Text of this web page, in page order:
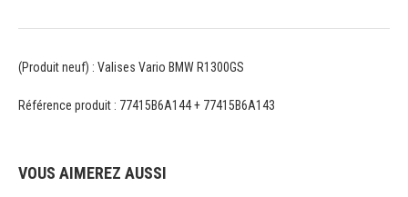
(Produit neuf) : Valises Vario BMW R1300GS
Référence produit : 77415B6A144 + 77415B6A143
VOUS AIMEREZ AUSSI